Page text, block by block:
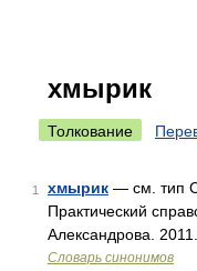
хмырик
Толкование
1 хмырик — см. тип
Практический
Александрова.
Словарь синонимов